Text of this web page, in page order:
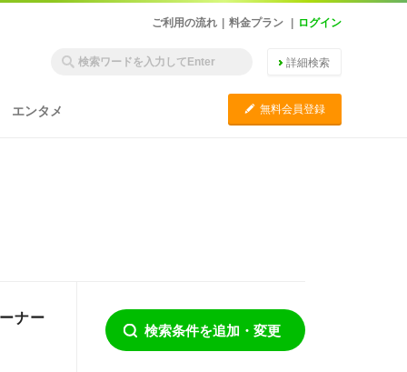
ご利用の流れ 料金プラン ログイン
詳細検索
エンタメ C 無料会員登録
ナー
検索条件を追加・変更